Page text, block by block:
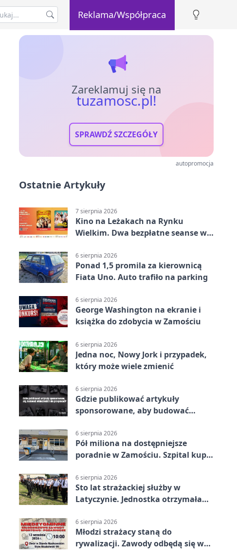
Reklama/Współpraca
Zareklamuj się na
tuzamosc.pl!
SPRAWDŹ SZCZEGÓŁY
autopromocja
Ostatnie Artykuły
7 sierpnia 2026
Kino na Leżakach na Rynku
Wielkim. Dwa bezpłatne seanse w
6 sierpnia 2026
Ponad 1,5 promila za kierownicą
Fiata Uno. Auto trafiło na parking
6 sierpnia 2026
George Washington na ekranie i
książka do zdobycia w Zamościu
6 sierpnia 2026
Jedna noc, Nowy Jork i przypadek,
który może wiele zmienić
6 sierpnia 2026
Gdzie publikować artykuły
sponsorowane, aby budować
6 sierpnia 2026
Pół miliona na dostępniejsze
poradnie w Zamościu. Szpital kupi
6 sierpnia 2026
Sto lat strażackiej służby w
Latyczynie. Jednostka otrzymała
6 sierpnia 2026
Młodzi strażacy staną do
rywalizacji. Zawody odbędą się w